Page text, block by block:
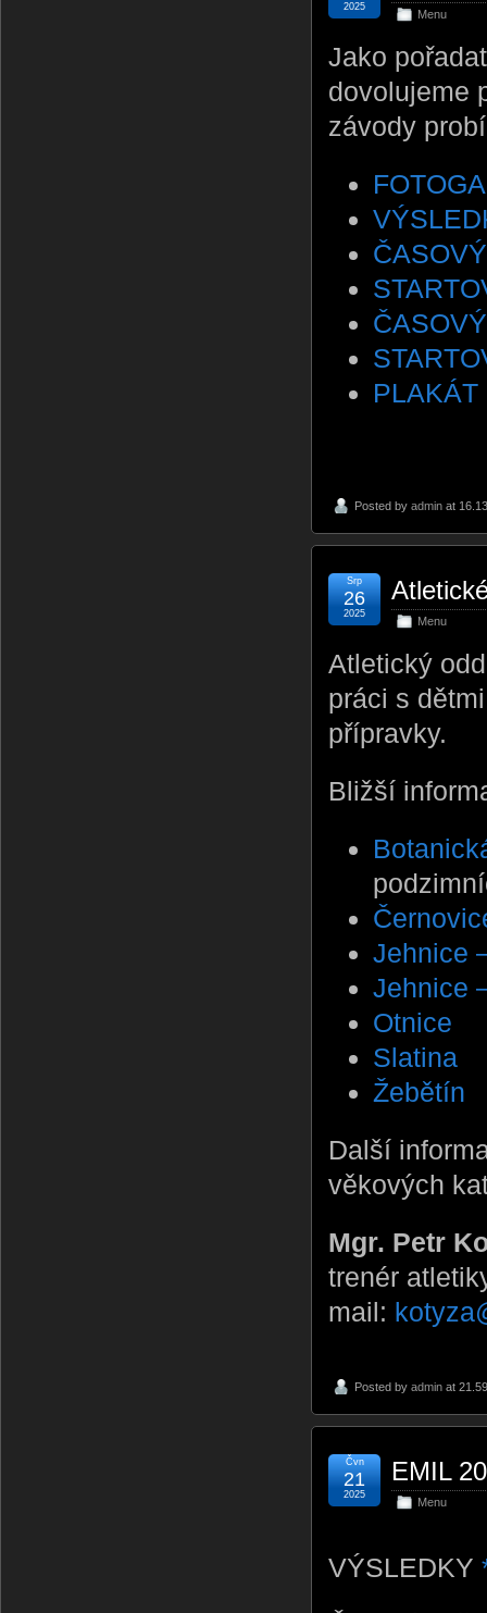
Menu
2025
Jako
dovolujeme
závody
PLAKÁT
Posted by admin at 16.13
Menu
Srp
26
2025
Atletický
práci s
přípravky.
Bližší
Jehnice
Jehnice
Otnice
Slatina
Žebětín
Další
věkových
Mgr. Petr
trenér
mail:
Posted by admin at 21.59
EMIL
Menu
Čvn
21
2025
VÝSLEDKY